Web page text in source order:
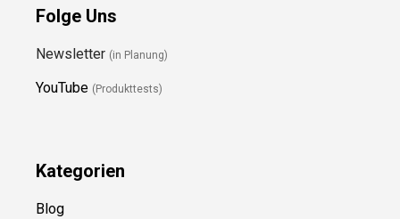
Folge Uns
Newsletter (in Planung)
YouTube (Produkttests)
Kategorien
Blog